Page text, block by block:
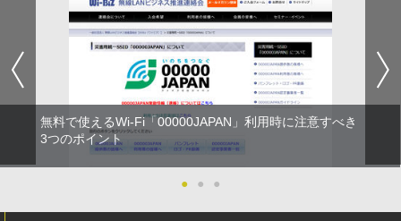
無料で使えるWi-Fi「00000JAPAN」利用時に注意すべき
3つのポイント
● ● ●